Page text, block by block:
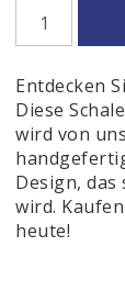
Entdecken
Diese
wird von
Design,
wird.
heute!